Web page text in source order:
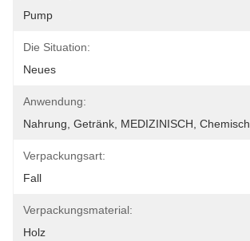
Pump
Die Situation:
Neues
Anwendung:
Nahrung, Getränk, MEDIZINISCH, Chemisch
Verpackungsart:
Fall
Verpackungsmaterial:
Holz